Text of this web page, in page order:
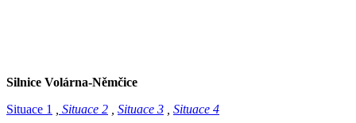
Silnice Volárna-Němčice
Situace 1 , Situace 2 , Situace 3 , Situace 4